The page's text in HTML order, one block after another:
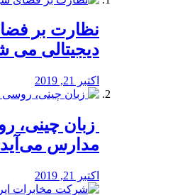
نظارت بر
دیجیتالی می
اکتبر 21, 2019
زبان چینی،
مدارس
اکتبر 21, 2019